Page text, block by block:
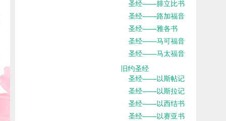
圣经——腓立比书
圣经——路加福音
圣经——雅各书
圣经——马可福音
圣经——马太福音
旧约圣经
圣经——以斯帖记
圣经——以斯拉记
圣经——以西结书
圣经——以赛亚书